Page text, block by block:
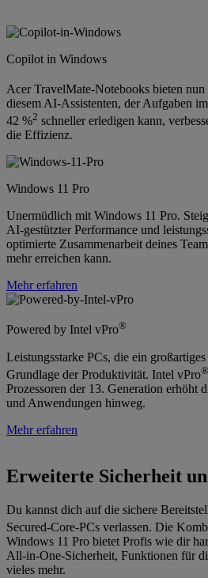
Copilot in Windows
Acer TravelMate-Notebooks bieten
diesem AI-Assistenten, der Aufgaben
42 %2 schneller erledigen kann,
die Effizienz.
Windows 11 Pro
Unermüdlich mit Windows 11 Pro.
AI-gestützter Performance und
optimierte Zusammenarbeit deines
mehr erreichen kann.
Mehr erfahren
Powered by Intel vPro®
Leistungsstarke PCs, die ein
Grundlage der Produktivität. Intel vPro®
Prozessoren der 13. Generation erhöht
und Anwendungen hinweg.
Mehr erfahren
Erweiterte Sicherheit
Du kannst dich auf die sichere
Secured-Core-PCs verlassen. Die
Windows 11 Pro bietet Profis wie dir
All-in-One-Sicherheit, Funktionen für
vieles mehr.